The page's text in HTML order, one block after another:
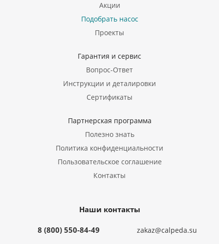
Акции
Подобрать насос
Проекты
Гарантия и сервис
Вопрос-Ответ
Инструкции и деталировки
Сертификаты
Партнерская программа
Полезно знать
Политика конфиденциальности
Пользовательское соглашение
Контакты
Наши контакты
8 (800) 550-84-49 zakaz@calpeda.su